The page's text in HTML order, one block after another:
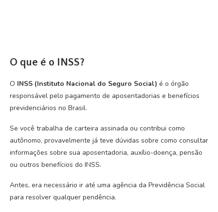
O que é o INSS?
O INSS (Instituto Nacional do Seguro Social) é o órgão
responsável pelo pagamento de aposentadorias e benefícios
previdenciários no Brasil.
Se você trabalha de carteira assinada ou contribui como
autônomo, provavelmente já teve dúvidas sobre como consultar
informações sobre sua aposentadoria, auxílio-doença, pensão
ou outros benefícios do INSS.
Antes, era necessário ir até uma agência da Previdência Social
para resolver qualquer pendência.